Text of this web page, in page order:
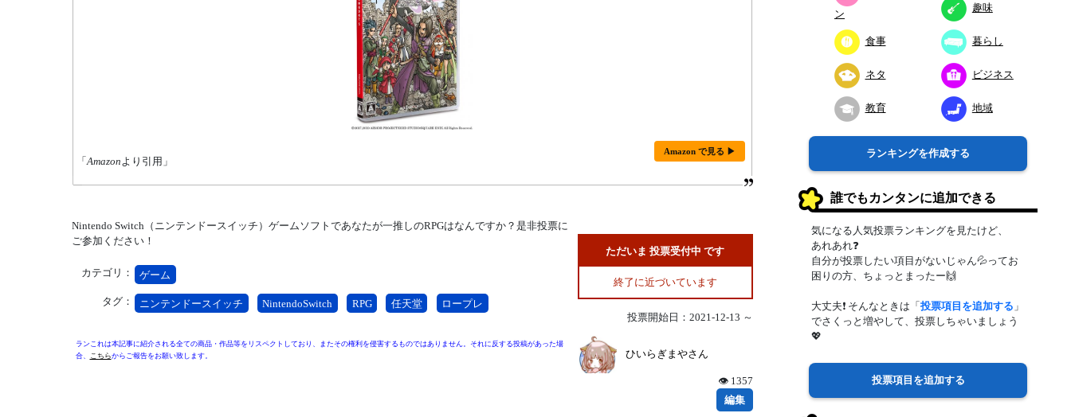
「Amazonより引用」
Amazon で見る ▶
Nintendo Switch（ニンテンドースイッチ）ゲームソフトであなたが一推しのRPGはなんですか？是非投票に
ご参加ください！
カテゴリ： ゲーム
タグ： ニンテンドースイッチ NintendoSwitch RPG 任天堂 ロープレ
ランこれは本記事に紹介される全ての商品・作品等をリスペクトしており、またその権利を侵害するものではありません。それに反する投稿があった場
合、
こちらからご報告をお願い致します。
ただいま 投票受付中 です
終了に近づいています
投票開始日：2021-12-13 ～
ひいらぎまやさん
👁 1357
編集
ン
趣味
食事 暮らし
ネタ ビジネス
教育 地域
ランキングを作成する
誰でもカンタンに追加できる
気になる人気投票ランキングを見たけど、
あれあれ❓
自分が投票したい項目がないじゃん💦ってお
困りの方、ちょっとまったー🙌
大丈夫❗ そんなときは「投票項目を追加する 」
でさくっと増やして、投票しちゃいましょう
💖
投票項目を追加する